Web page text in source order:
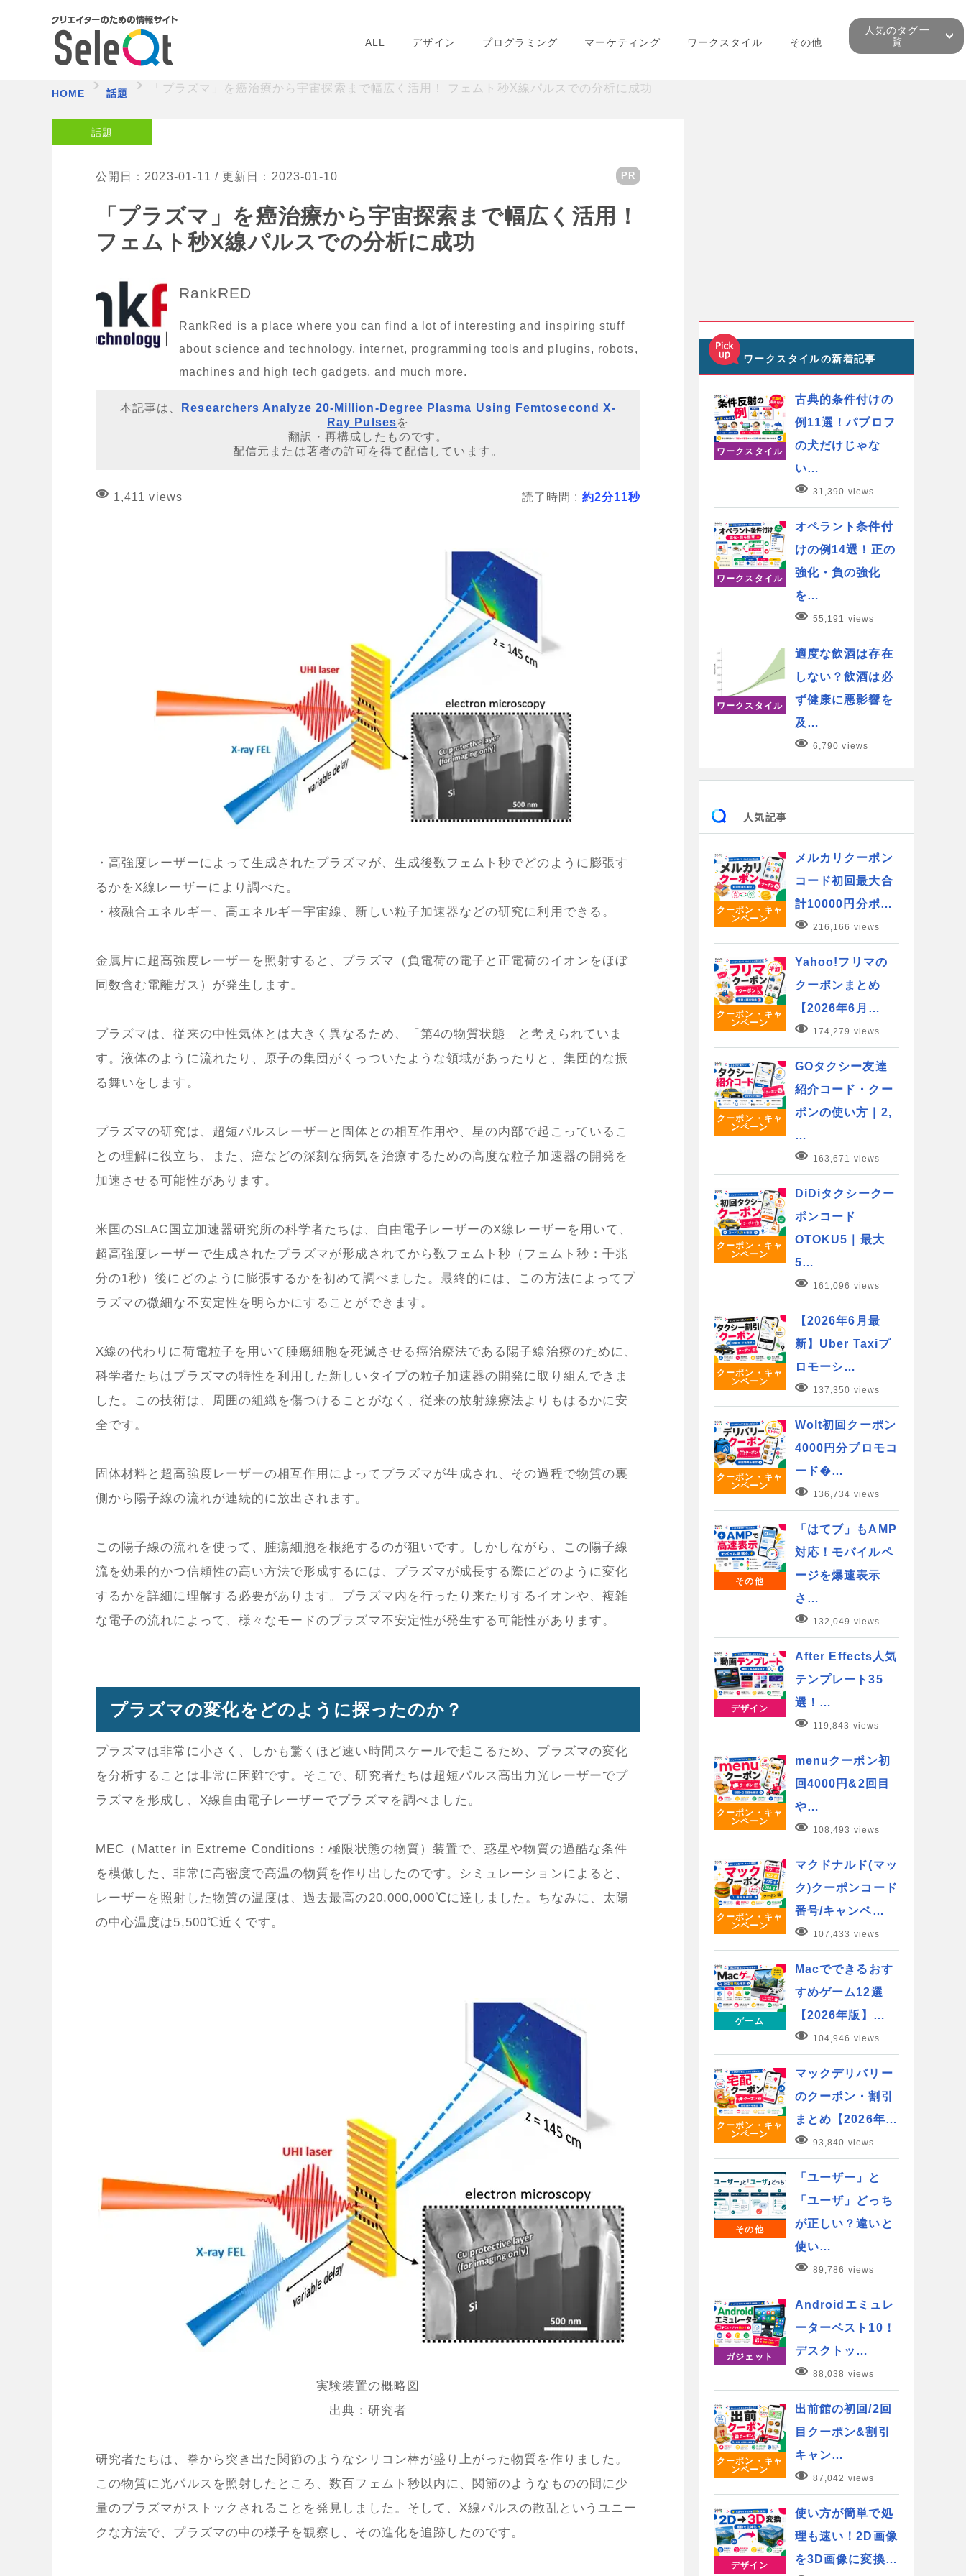
ALL デザイン プログラミング マーケティング ワークスタイル その他
人気のタグ一
覧
HOME 話題 「プラズマ」を癌治療から宇宙探索まで幅広く活用！ フェムト秒X線パルスでの分析に成功
話題
公開日：2023-01-11 / 更新日：2023-01-10 PR
「プラズマ」を癌治療から宇宙探索まで幅広く活用！
フェムト秒X線パルスでの分析に成功
RankRED
RankRed is a place where you can find a lot of interesting and inspiring stuff
about science and technology, internet, programming tools and plugins, robots,
machines and high tech gadgets, and much more.
本記事は、
Researchers Analyze 20-Million-Degree Plasma Using Femtosecond X-
Ray Pulsesを
翻訳・再構成したものです。
配信元または著者の許可を得て配信しています。
1,411 views 読了時間 : 約2分11秒
・高強度レーザーによって生成されたプラズマが、生成後数フェムト秒でどのように膨張す
るかをX線レーザーにより調べた。
・核融合エネルギー、高エネルギー宇宙線、新しい粒子加速器などの研究に利用できる。
金属片に超高強度レーザーを照射すると、プラズマ（負電荷の電子と正電荷のイオンをほぼ
同数含む電離ガス）が発生します。
プラズマは、従来の中性気体とは大きく異なるため、「第4の物質状態」と考えられていま
す。液体のように流れたり、原子の集団がくっついたような領域があったりと、集団的な振
る舞いをします。
プラズマの研究は、超短パルスレーザーと固体との相互作用や、星の内部で起こっているこ
との理解に役立ち、また、癌などの深刻な病気を治療するための高度な粒子加速器の開発を
加速させる可能性があります。
米国のSLAC国立加速器研究所の科学者たちは、自由電子レーザーのX線レーザーを用いて、
超高強度レーザーで生成されたプラズマが形成されてから数フェムト秒（フェムト秒：千兆
分の1秒）後にどのように膨張するかを初めて調べました。最終的には、この方法によってプ
ラズマの微細な不安定性を明らかにすることができます。
X線の代わりに荷電粒子を用いて腫瘍細胞を死滅させる癌治療法である陽子線治療のために、
科学者たちはプラズマの特性を利用した新しいタイプの粒子加速器の開発に取り組んできま
した。この技術は、周囲の組織を傷つけることがなく、従来の放射線療法よりもはるかに安
全です。
固体材料と超高強度レーザーの相互作用によってプラズマが生成され、その過程で物質の裏
側から陽子線の流れが連続的に放出されます。
この陽子線の流れを使って、腫瘍細胞を根絶するのが狙いです。しかしながら、この陽子線
流を効果的かつ信頼性の高い方法で形成するには、プラズマが成長する際にどのように変化
するかを詳細に理解する必要があります。プラズマ内を行ったり来たりするイオンや、複雑
な電子の流れによって、様々なモードのプラズマ不安定性が発生する可能性があります。
プラズマの変化をどのように探ったのか？
プラズマは非常に小さく、しかも驚くほど速い時間スケールで起こるため、プラズマの変化
を分析することは非常に困難です。そこで、研究者たちは超短パルス高出力光レーザーでプ
ラズマを形成し、X線自由電子レーザーでプラズマを調べました。
MEC（Matter in Extreme Conditions：極限状態の物質）装置で、惑星や物質の過酷な条件
を模倣した、非常に高密度で高温の物質を作り出したのです。シミュレーションによると、
レーザーを照射した物質の温度は、過去最高の20,000,000℃に達しました。ちなみに、太陽
の中心温度は5,500℃近くです。
実験装置の概略図
出典：研究者
研究者たちは、拳から突き出た関節のようなシリコン棒が盛り上がった物質を作りました。
この物質に光パルスを照射したところ、数百フェムト秒以内に、関節のようなものの間に少
量のプラズマがストックされることを発見しました。そして、X線パルスの散乱というユニー
クな方法で、プラズマの中の様子を観察し、その進化を追跡したのです。
ワークスタイルの新着記事
ワークスタイル
古典的条件付けの
例11選！パブロフ
の犬だけじゃな
い…
31,390 views
ワークスタイル
オペラント条件付
けの例14選！正の
強化・負の強化
を…
55,191 views
ワークスタイル
適度な飲酒は存在
しない？飲酒は必
ず健康に悪影響を
及…
6,790 views
人気記事
クーポン・キャ
ンペーン
メルカリクーポン
コード初回最大合
計10000円分ポ…
216,166 views
クーポン・キャ
ンペーン
Yahoo!フリマの
クーポンまとめ
【2026年6月…
174,279 views
クーポン・キャ
ンペーン
GOタクシー友達
紹介コード・クー
ポンの使い方｜2,
…
163,671 views
クーポン・キャ
ンペーン
DiDiタクシークー
ポンコード
OTOKU5｜最大
5…
161,096 views
クーポン・キャ
ンペーン
【2026年6月最
新】Uber Taxiプ
ロモーシ…
137,350 views
クーポン・キャ
ンペーン
Wolt初回クーポン
4000円分プロモコ
ード�…
136,734 views
その他
「はてブ」もAMP
対応！モバイルペ
ージを爆速表示
さ…
132,049 views
デザイン
After Effects人気
テンプレート35
選！…
119,843 views
クーポン・キャ
ンペーン
menuクーポン初
回4000円&2回目
や…
108,493 views
クーポン・キャ
ンペーン
マクドナルド(マッ
ク)クーポンコード
番号/キャンペ…
107,433 views
ゲーム
Macでできるおす
すめゲーム12選
【2026年版】…
104,946 views
クーポン・キャ
ンペーン
マックデリバリー
のクーポン・割引
まとめ【2026年…
93,840 views
その他
「ユーザー」と
「ユーザ」どっち
が正しい？違いと
使い…
89,786 views
ガジェット
Androidエミュレ
ーターベスト10！
デスクトッ…
88,038 views
クーポン・キャ
ンペーン
出前館の初回/2回
目クーポン&割引
キャン…
87,042 views
デザイン
使い方が簡単で処
理も速い！2D画像
を3D画像に変換…